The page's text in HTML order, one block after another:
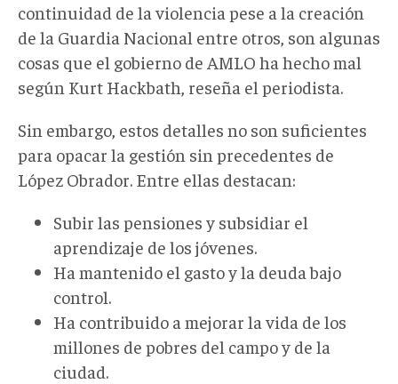
continuidad de la violencia pese a la creación
de la Guardia Nacional entre otros, son algunas
cosas que el gobierno de AMLO ha hecho mal
según Kurt Hackbath, reseña el periodista.
Sin embargo, estos detalles no son suficientes
para opacar la gestión sin precedentes de
López Obrador. Entre ellas destacan:
Subir las pensiones y subsidiar el
aprendizaje de los jóvenes.
Ha mantenido el gasto y la deuda bajo
control.
Ha contribuido a mejorar la vida de los
millones de pobres del campo y de la
ciudad.